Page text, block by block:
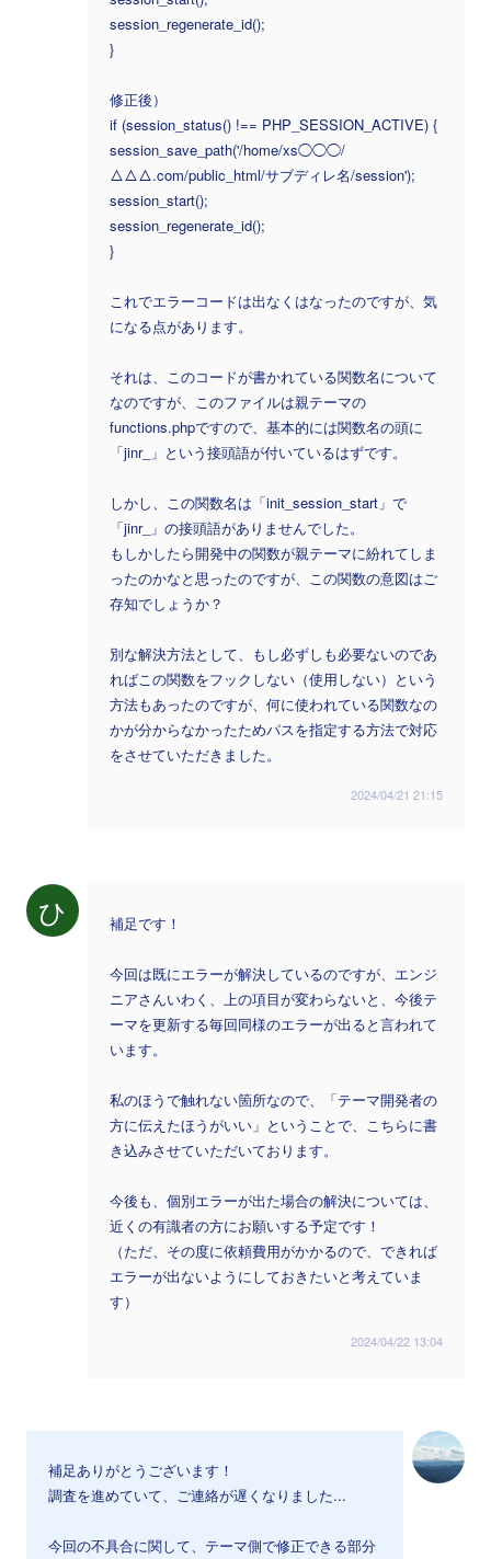
session_regenerate_id();
}
修正後）
if (session_status() !== PHP_SESSION_ACTIVE) {
session_save_path('/home/xs◯◯◯/
△△△.com/public_html/サブディレ名/session');
session_start();
session_regenerate_id();
}
これでエラーコードは出なくはなったのですが、気
になる点があります。
それは、このコードが書かれている関数名について
なのですが、このファイルは親テーマの
functions.phpですので、基本的には関数名の頭に
「jinr_」という接頭語が付いているはずです。
しかし、この関数名は「init_session_start」で
「jinr_」の接頭語がありませんでした。
もしかしたら開発中の関数が親テーマに紛れてしま
ったのかなと思ったのですが、この関数の意図はご
存知でしょうか？
別な解決方法として、もし必ずしも必要ないのであ
ればこの関数をフックしない（使用しない）という
方法もあったのですが、何に使われている関数なの
かが分からなかったためパスを指定する方法で対応
をさせていただきました。
2024/04/21 21:15
ひ 補足です！
今回は既にエラーが解決しているのですが、エンジ
ニアさんいわく、上の項目が変わらないと、今後テ
ーマを更新する毎回同様のエラーが出ると言われて
います。
私のほうで触れない箇所なので、「テーマ開発者の
方に伝えたほうがいい」ということで、こちらに書
き込みさせていただいております。
今後も、個別エラーが出た場合の解決については、
近くの有識者の方にお願いする予定です！
（ただ、その度に依頼費用がかかるので、できれば
エラーが出ないようにしておきたいと考えていま
す）
2024/04/22 13:04
補足ありがとうございます！
調査を進めていて、ご連絡が遅くなりました...
今回の不具合に関して、テーマ側で修正できる部分